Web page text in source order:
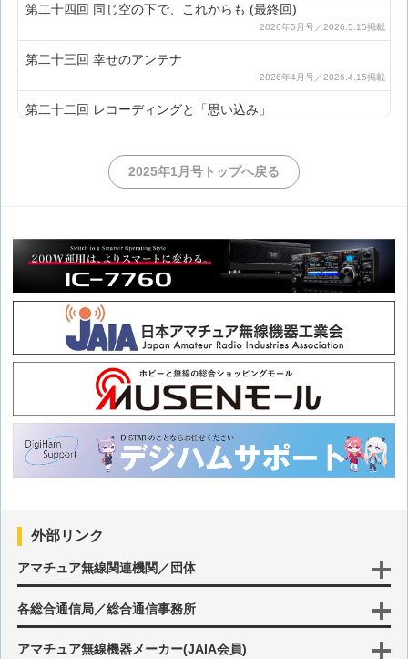
第二十四回 同じ空の下で、これからも (最終回)
第二十三回 幸せのアンテナ
第二十二回 レコーディングと「思い込み」
第二十一回 巡るエネルギー
第十九回 Masacoのうたのせかい2025年総まとめ
第十八回 言葉を紡ぐ旅
第十七回 KIZUNA
第十六回 ため池はふるさとの宝
第十五回 コールサイン
第十四回 「晴れおんな」のうたと、晴れのチカラ
第十三回 あじさい
第十二回 大阪・関西万博とむせんのせかい
2025年1月号トップへ戻る
外部リンク
アマチュア無線関連機関／団体
各総合通信局／総合通信事務所
アマチュア無線機器メーカー(JAIA会員)